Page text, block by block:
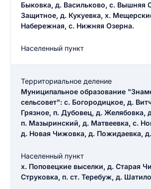
Быковка, д. Васильково, с. Вышняя
Защитное, д. Кукуевка, х.
Набережная, с. Нижняя Озерна.
Населенный пункт
Территориальное деление
Муниципальное образование
сельсовет": с. Богородицкое, д.
Грязное, п. Дубовец, д. Желябовка,
п. Мазыринский, д. Матвеевка, с.
д. Новая Чижовка, д. Пожидаевка,
Населенный пункт
х. Поповецкие выселки, д. Старая
Струковка, п. ст. Теребуж, д.
Текст отзыва
Как вы оцените судебный
ОСТАВИТЬ ОТЗЫВ
Ответ на отзыв
0/500
разрешить публикацию
ОСТАВИТЬ ОТЗЫВ
ЗАКРЫТЬ